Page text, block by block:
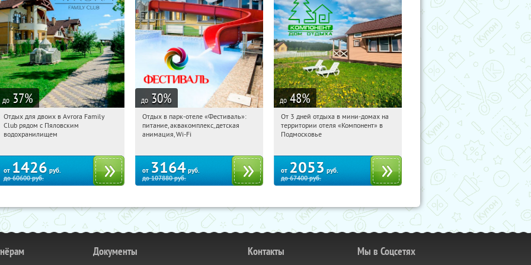
до 37%
16:34:33 Купили:
Московская обл., Мытищинский р-н,
Отдых для двоих в Avrora Family
Club рядом с Пяловским
водохранилищем
от 1426 руб.
до60600руб.
до 30%
16:34:33 Купили:
Рязанская обл., Клепиковский район,
Отдых в парк-отеле «Фестиваль»:
питание, аквакомплекс, детская
анимация, Wi-Fi
от 3164 руб.
до107880руб.
до 48%
16:34:33 Купили:116
Московская обл., Солнечногорский р-
От 3 дней отдыха в мини-домах на
территории отеля «Компонент» в
Подмосковье
от 2053 руб.
до67400руб.
Документы Контакты Мы в Соцсетях